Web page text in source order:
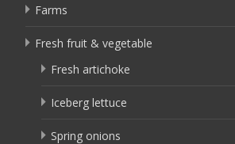
Farms
Fresh fruit & vegetable
Fresh artichoke
Iceberg lettuce
Spring onions